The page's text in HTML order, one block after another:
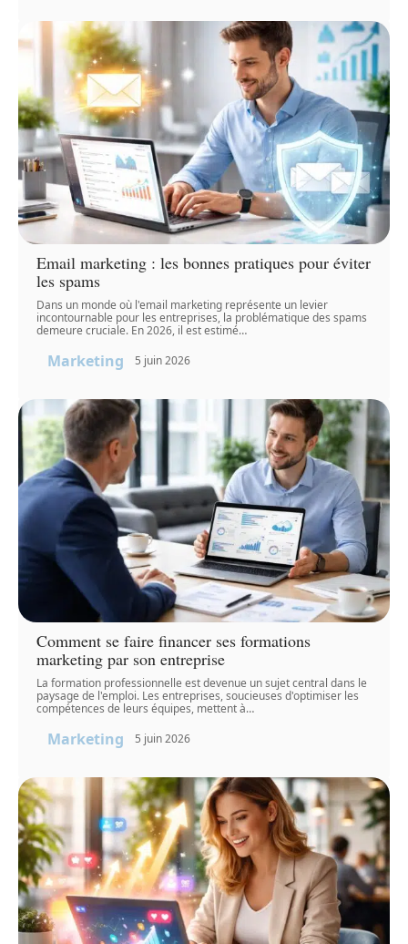
Email marketing : les bonnes pratiques pour éviter
les spams
Dans un monde où l'email marketing représente un levier
incontournable pour les entreprises, la problématique des spams
demeure cruciale. En 2026, il est estimé…
Marketing 5 juin 2026
Comment se faire financer ses formations
marketing par son entreprise
La formation professionnelle est devenue un sujet central dans le
paysage de l'emploi. Les entreprises, soucieuses d'optimiser les
compétences de leurs équipes, mettent à…
Marketing 5 juin 2026